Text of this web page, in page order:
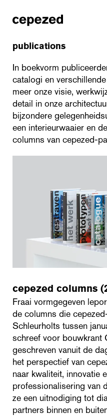
publications
In boekvorm
catalogi en
meer onze visie,
detail in onze
bijzondere
een interieurwaaier en
columns van cepezed-
cepezed columns
Fraai vormgegeven
de columns die
Schleurholts tussen
schreef voor bouwkrant
geschreven vanuit de
het perspectief van
naar kwaliteit, innovatie
professionalisering van
ze een uitnodiging tot
partners binnen en